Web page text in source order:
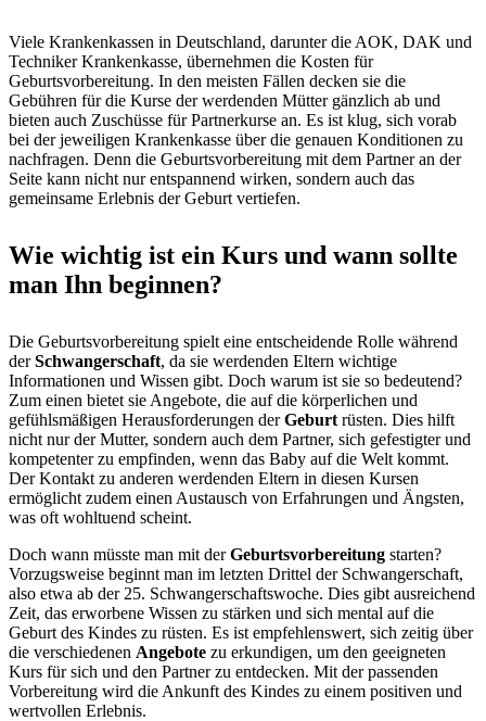
Viele Krankenkassen in Deutschland, darunter die AOK, DAK und
Techniker Krankenkasse, übernehmen die Kosten für
Geburtsvorbereitung. In den meisten Fällen decken sie die
Gebühren für die Kurse der werdenden Mütter gänzlich ab und
bieten auch Zuschüsse für Partnerkurse an. Es ist klug, sich vorab
bei der jeweiligen Krankenkasse über die genauen Konditionen zu
nachfragen. Denn die Geburtsvorbereitung mit dem Partner an der
Seite kann nicht nur entspannend wirken, sondern auch das
gemeinsame Erlebnis der Geburt vertiefen.
Wie wichtig ist ein Kurs und wann sollte
man Ihn beginnen?
Die Geburtsvorbereitung spielt eine entscheidende Rolle während
derSchwangerschaft, da sie werdenden Eltern wichtige
Informationen und Wissen gibt. Doch warum ist sie so bedeutend?
Zum einen bietet sie Angebote, die auf die körperlichen und
gefühlsmäßigen Herausforderungen derGeburt rüsten. Dies hilft
nicht nur der Mutter, sondern auch dem Partner, sich gefestigter und
kompetenter zu empfinden, wenn das Baby auf die Welt kommt.
Der Kontakt zu anderen werdenden Eltern in diesen Kursen
ermöglicht zudem einen Austausch von Erfahrungen und Ängsten,
was oft wohltuend scheint.
Doch wann müsste man mit derGeburtsvorbereitung starten?
Vorzugsweise beginnt man im letzten Drittel der Schwangerschaft,
also etwa ab der 25. Schwangerschaftswoche. Dies gibt ausreichend
Zeit, das erworbene Wissen zu stärken und sich mental auf die
Geburt des Kindes zu rüsten. Es ist empfehlenswert, sich zeitig über
die verschiedenen Angebote zu erkundigen, um den geeigneten
Kurs für sich und den Partner zu entdecken. Mit der passenden
Vorbereitung wird die Ankunft des Kindes zu einem positiven und
wertvollen Erlebnis.